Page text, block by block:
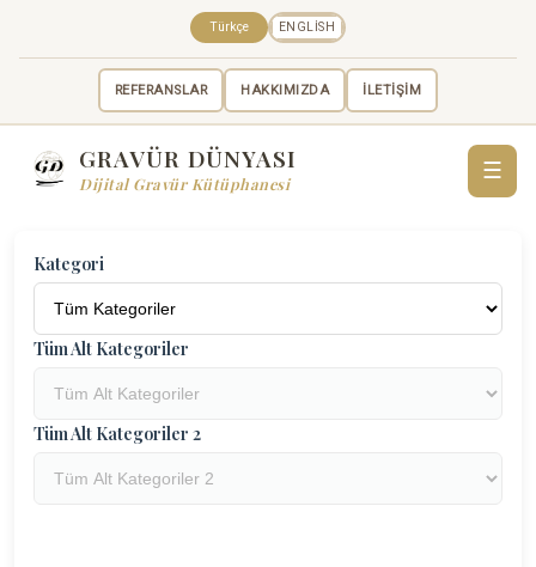
REFERANSLAR HAKKIMIZDA İLETİŞİM
Türkçe ENGLISH
GRAVÜR DÜNYASI
Dijital Gravür Kütüphanesi
☰
Kategori
Tüm Alt Kategoriler
Tüm Alt Kategoriler 2